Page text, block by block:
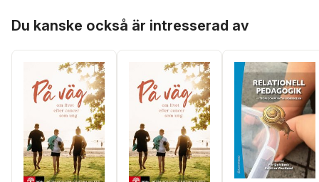
Du kanske också är intresserad av